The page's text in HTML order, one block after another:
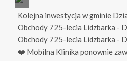
Kolejna inwestycja w gminie
Obchody 725-lecia Lidzbarka -
Obchody 725-lecia Lidzbarka -
❤️ Mobilna Klinika ponownie